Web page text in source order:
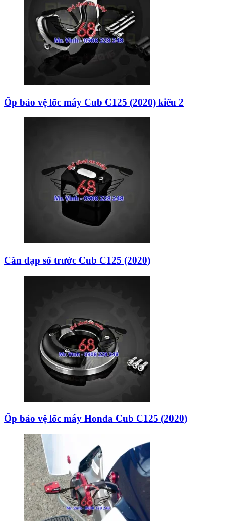
Ốp bảo vệ lốc máy Cub C125 (2020) kiểu 2
Cần đạp số trước Cub C125 (2020)
Ốp bảo vệ lốc máy Honda Cub C125 (2020)